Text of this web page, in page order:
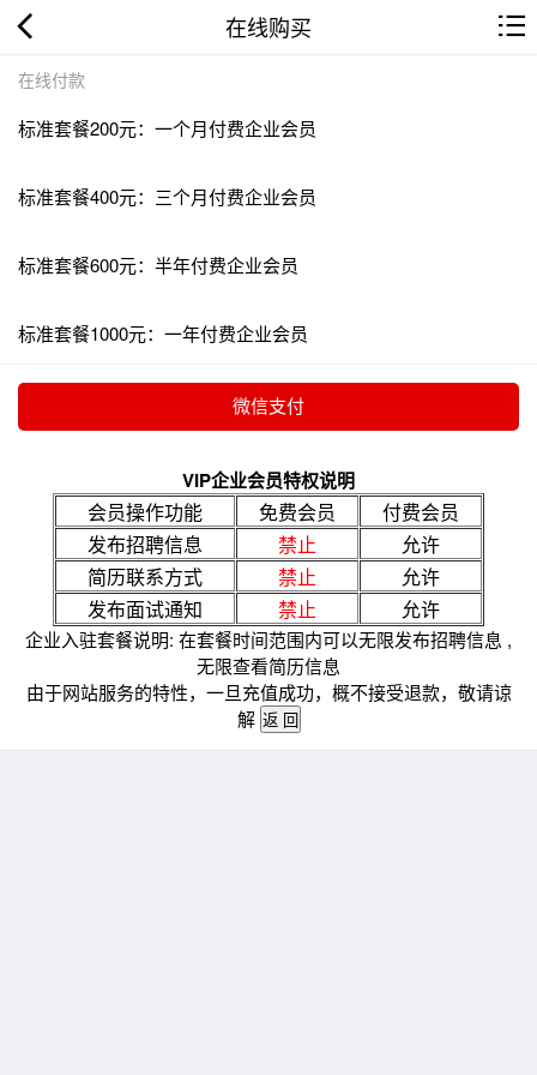
在线购买
在线付款
标准套餐200元：一个月付费企业会员
标准套餐400元：三个月付费企业会员
标准套餐600元：半年付费企业会员
标准套餐1000元：一年付费企业会员
VIP企业会员特权说明
会员操作功能 免费会员
付费会员
发布招聘信息
禁止
允许
简历联系方式
禁止
允许
发布面试通知
禁止 允许
企业入驻套餐说明: 在套餐时间范围内可以无限发布招聘信息 ,
无限查看简历信息
由于网站服务的特性，一旦充值成功，概不接受退款，敬请谅
解